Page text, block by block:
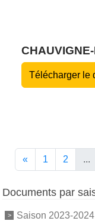
Télécharger le
« 1 2 ...
Documents par
Saison 2023-2024